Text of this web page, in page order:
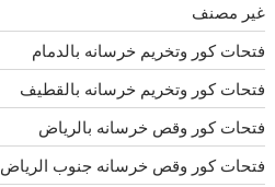
غير مصنف
فتحات كور وتخريم خرسانه بالدمام
فتحات كور وتخريم خرسانه بالقطيف
فتحات كور وقص خرسانه بالرياض
فتحات كور وقص خرسانه جنوب الرياض